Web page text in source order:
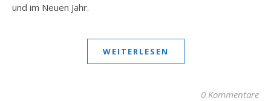
und im Neuen Jahr.
WEITERLESEN
0 Kommentare